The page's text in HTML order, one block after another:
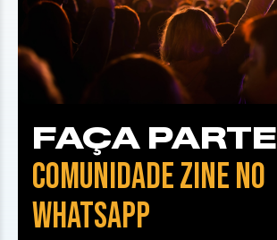
FAÇA PARTE
COMUNIDADE ZINE NO
WHATSAPP